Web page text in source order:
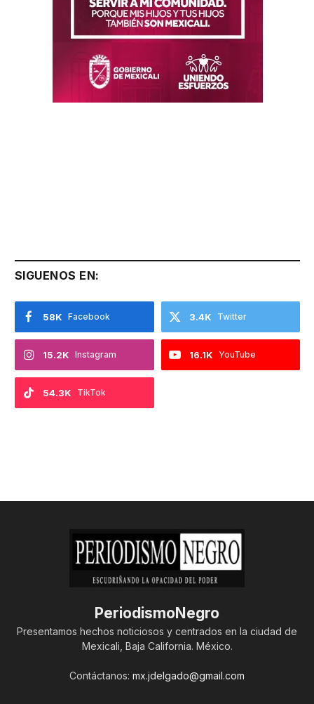
SIGUENOS EN:
Facebook
58K Twitter
3.4K
Instagram
15.2K YouTube
16.1K
TikTok
54.3K
PeriodismoNegro
Presentamos hechos noticiosos y centrados en la ciudad de
Mexicali, Baja California. México.
Contáctanos: mx.jdelgado@gmail.com